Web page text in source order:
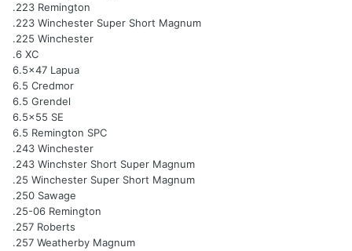
.223 Remington
.223 Winchester Super Short Magnum
.225 Winchester
.6 XC
6.5x47 Lapua
6.5 Credmor
6.5 Grendel
6.5x55 SE
6.5 Remington SPC
.243 Winchester
.243 Winchster Short Super Magnum
.25 Winchester Super Short Magnum
.250 Sawage
.25-06 Remington
.257 Roberts
.257 Weatherby Magnum